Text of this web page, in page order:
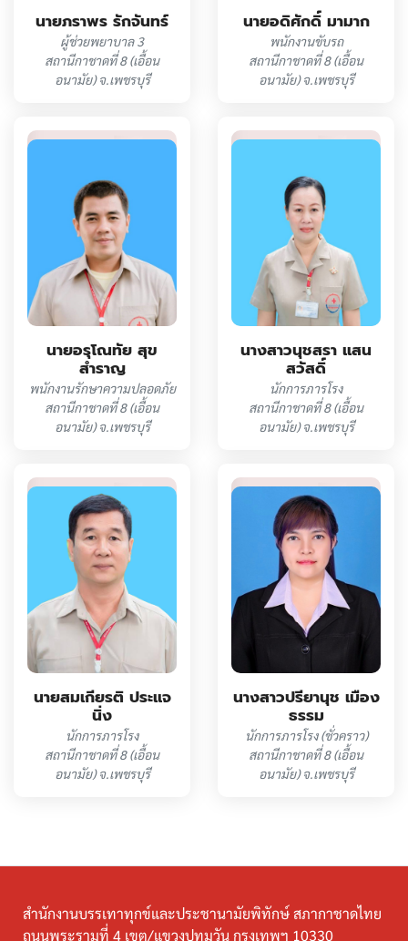
นายภราพร รักจันทร์
ผู้ช่วยพยาบาล 3
สถานีกาชาดที่ 8 (เอื้อน
อนามัย) จ.เพชรบุรี
นายอดิศักดิ์ มามาก
พนักงานขับรถ
สถานีกาชาดที่ 8 (เอื้อน
อนามัย) จ.เพชรบุรี
นายอรุโณทัย สุข
สำราญ
พนักงานรักษาความปลอดภัย
สถานีกาชาดที่ 8 (เอื้อน
อนามัย) จ.เพชรบุรี
นางสาวนุชสรา แสน
สวัสดิ์
นักการภารโรง
สถานีกาชาดที่ 8 (เอื้อน
อนามัย) จ.เพชรบุรี
นายสมเกียรติ ประแจ
นิ่ง
นักการภารโรง
สถานีกาชาดที่ 8 (เอื้อน
อนามัย) จ.เพชรบุรี
นางสาวปรียานุช เมือง
ธรรม
นักการภารโรง (ชั่วคราว)
สถานีกาชาดที่ 8 (เอื้อน
อนามัย) จ.เพชรบุรี
สำนักงานบรรเทาทุกข์และประชานามัยพิทักษ์ สภากาชาดไทย
ถนนพระรามที่ 4 เขต/แขวงปทุมวัน กรุงเทพฯ 10330